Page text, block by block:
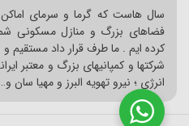
سال هاست که گرما و سرمای
فضاهای بزرگ و منازل مسکونی
کرده ایم . ما طرف قرار داد مستقیم
شرکتها و کمپانیهای بزرگ و معتبر
انرژی ؛ نیرو تهویه البرز و مهیا